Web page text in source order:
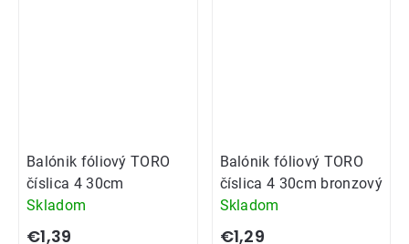
Balónik fóliový TORO
číslica 4 30cm
Skladom
€1,39
Balónik fóliový TORO
číslica 4 30cm bronzový
Skladom
€1,29